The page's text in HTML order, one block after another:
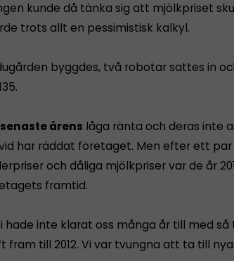
kunde då tänka sig att mjölkpriset
trots allt en pessimistisk kalkyl.
byggdes, två robotar sattes in
senaste årens låga ränta och deras inte
har räddat företaget. Men efter ett
och dåliga mjölkpriser var de år
framtid.
hade inte klarat oss många år till med
fram till 2012. Vi var tvungna att ta till